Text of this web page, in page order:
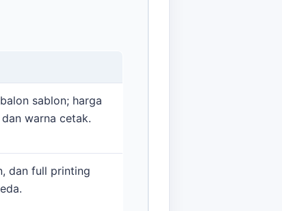
sablon; harga
warna cetak.
dan full printing